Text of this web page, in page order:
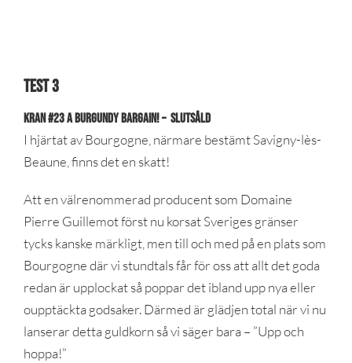
test 3
KRAN #23 A Burgundy Bargain! – SLUTSÅLD
I hjärtat av Bourgogne, närmare bestämt Savigny-lès-
Beaune, finns det en skatt!
Att en välrenommerad producent som Domaine
Pierre Guillemot först nu korsat Sveriges gränser
tycks kanske märkligt, men till och med på en plats som
Bourgogne där vi stundtals får för oss att allt det goda
redan är upplockat så poppar det ibland upp nya eller
oupptäckta godsaker. Därmed är glädjen total när vi nu
lanserar detta guldkorn så vi säger bara – ”Upp och
hoppa!”